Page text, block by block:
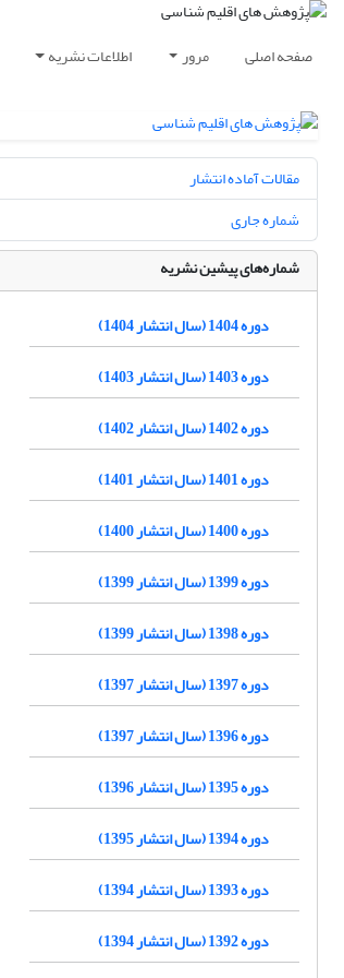
صفحه اصلی مرور اطلاعات نشریه
مقالات آماده انتشار
شماره جاری
شماره‌های پیشین نشریه
دوره 1404 (سال انتشار 1404)
دوره 1403 (سال انتشار 1403)
دوره 1402 (سال انتشار 1402)
دوره 1401 (سال انتشار 1401)
دوره 1400 (سال انتشار 1400)
دوره 1399 (سال انتشار 1399)
دوره 1398 (سال انتشار 1399)
دوره 1397 (سال انتشار 1397)
دوره 1396 (سال انتشار 1397)
دوره 1395 (سال انتشار 1396)
دوره 1394 (سال انتشار 1395)
دوره 1393 (سال انتشار 1394)
دوره 1392 (سال انتشار 1394)